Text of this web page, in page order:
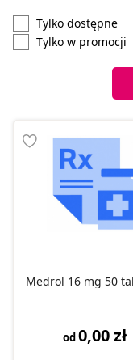
Tylko dostępne
Tylko w promocji
Medrol 16 mg 50
od0,00 zł